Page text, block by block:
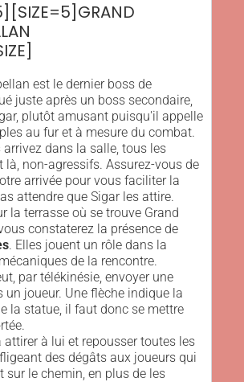
est le dernier boss de
juste après un boss secondaire,
plutôt amusant puisqu'il appelle
au fur et à mesure du combat.
arrivez dans la salle, tous les
là, non-agressifs. Assurez-vous de
arrivée pour vous faciliter la
attendre que Sigar les attire.
la terrasse où se trouve Grand
constaterez la présence de
. Elles jouent un rôle dans la
de la rencontre.
par télékinésie, envoyer une
un joueur. Une flèche indique la
la statue, il faut donc se mettre
attirer à lui et repousser toutes les
des dégâts aux joueurs qui
sur le chemin, en plus de les